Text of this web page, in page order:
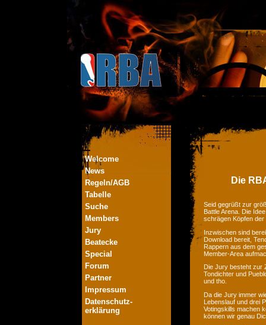
Welcome
News
Regeln/AGB
Tabelle
Suche
Members
Jury
Beatecke
Special
Forum
Partner
Impressum
Datenschutz-
erklärung
Die
Seid gegrüßt zur
Battle Arena. Die
schrägen Köpfen
Inzwischen sind
Download bereit,
Rappern aus dem
Member-Area
Die Jury besteht zur
Tondichter und
und tho.
Da die Jury immer
Lebenslauf und drei
Votingskills machen
können wir genau